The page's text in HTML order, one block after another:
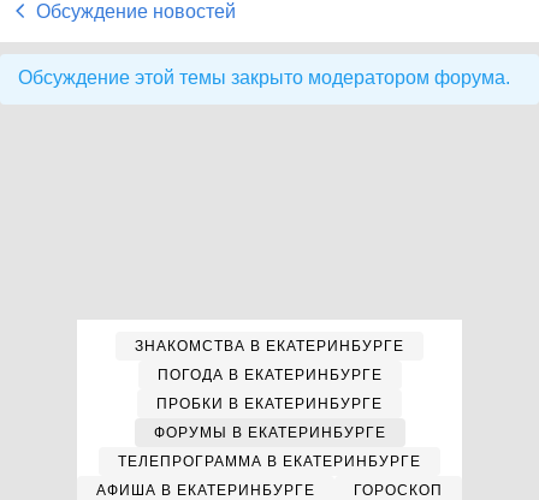
Обсуждение новостей
Обсуждение этой темы закрыто модератором форума.
ЗНАКОМСТВА В ЕКАТЕРИНБУРГЕ
ПОГОДА В ЕКАТЕРИНБУРГЕ
ПРОБКИ В ЕКАТЕРИНБУРГЕ
ФОРУМЫ В ЕКАТЕРИНБУРГЕ
ТЕЛЕПРОГРАММА В ЕКАТЕРИНБУРГЕ
АФИША В ЕКАТЕРИНБУРГЕ
ГОРОСКОП